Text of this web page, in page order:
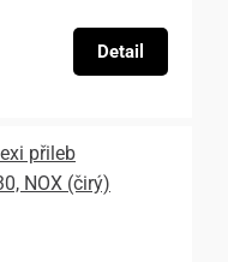
Detail
přileb
NOX (čirý)